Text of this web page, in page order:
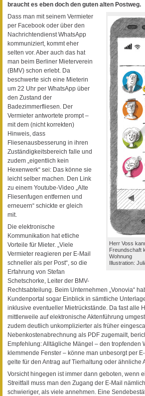
braucht es eben doch den guten alten Postweg.
Herr Voss
Freundschaft
Wohnung
Illustration:
Dass man mit seinem Vermieter
per Facebook oder über den
Nachrichtendienst WhatsApp
kommuniziert, kommt eher
selten vor. Aber auch das hat
man beim Berliner Mieterverein
(BMV) schon erlebt. Da
beschwerte sich eine Mieterin
um 22 Uhr per WhatsApp über
den Zustand der
Badezimmerfliesen. Der
Vermieter antwortete prompt –
mit dem (nicht korrekten)
Hinweis, dass
Fliesenausbesserung in ihren
Zuständigkeitsbereich falle und
zudem „eigentlich kein
Hexenwerk“ sei: Das könne sie
leicht selber machen. Den Link
zu einem Youtube-Video „Alte
Fliesenfugen entfernen und
erneuern“ schickte er gleich
mit.
Die elektronische
Kommunikation hat etliche
Vorteile für Mieter. „Viele
Vermieter reagieren per E-Mail
schneller als per Post“, so die
Erfahrung von Stefan
Schetschorke, Leiter der BMV-
Rechtsabteilung. Beim Unternehmen „Vonovia“
Kundenportal sogar Einblick in sämtliche
inklusive eventueller Mietrückstände. Da fast alle
mittlerweile auf elektronische Aktenführung
zudem deutlich unkomplizierter als früher
Nebenkostenabrechnung als PDF zugemailt,
Empfehlung: Alltägliche Mängel – den tropfenden
klemmende Fenster – könne man unbesorgt per
gelte für den Antrag auf Tierhaltung oder ähnliche
Vorsicht hingegen ist immer dann geboten, wenn
Streitfall muss man den Zugang der E-Mail
schwieriger, als viele annehmen. Eine